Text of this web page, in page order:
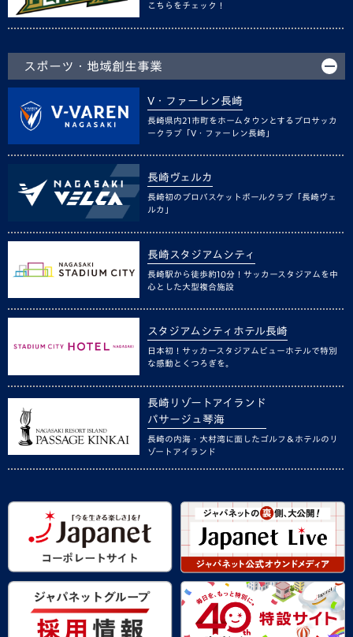
こちらをチェック！
スポーツ・地域創生事業
V・ファーレン長崎
長崎県内21市町をホームタウンとするプロサッカ
ークラブ「V・ファーレン長崎」
長崎ヴェルカ
長崎初のプロバスケットボールクラブ「長崎ヴェ
ルカ」
長崎スタジアムシティ
長崎駅から徒歩約10分！サッカースタジアムを中
心とした大型複合施設
スタジアムシティホテル長崎
日本初！サッカースタジアムビューホテルで特別
な感動とくつろぎを。
長崎リゾートアイランド
パサージュ琴海
長崎の内海・大村湾に面したゴルフ＆ホテルのリ
ゾートアイランド